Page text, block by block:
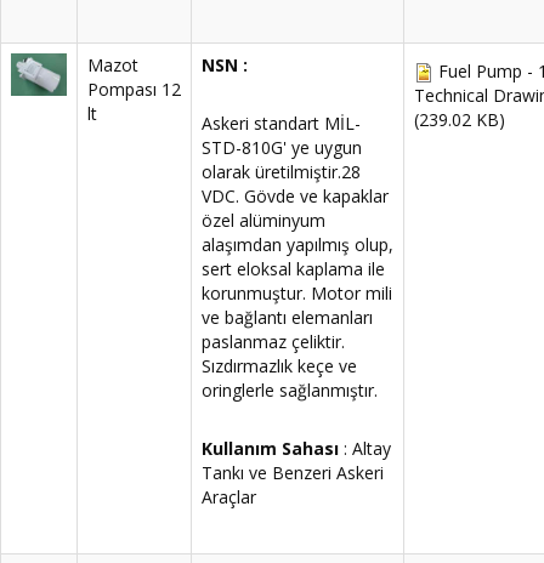
Mazot
Pompası 12
lt
NSN :
Askeri standart MİL-
STD-810G' ye uygun
olarak üretilmiştir.28
VDC. Gövde ve kapaklar
özel alüminyum
alaşımdan yapılmış olup,
sert eloksal kaplama ile
korunmuştur. Motor mili
ve bağlantı elemanları
paslanmaz çeliktir.
Sızdırmazlık keçe ve
oringlerle sağlanmıştır.
Kullanım Sahası : Altay
Tankı ve Benzeri Askeri
Araçlar
Fuel Pump -
Technical
(239.02 KB)